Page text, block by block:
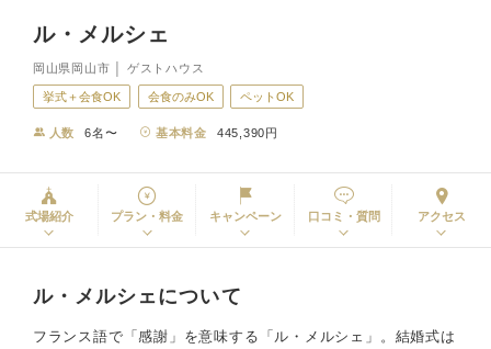
ル・メルシェ
岡山県岡山市 │ ゲストハウス
挙式＋会食OK 会食のみOK ペットOK
人数 6名〜 基本料金 445,390円
式場紹介 プラン・料金 キャンペーン 口コミ・質問 アクセス
ル・メルシェについて
フランス語で「感謝」を意味する「ル・メルシェ」。結婚式は